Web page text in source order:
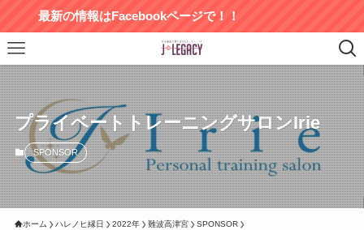
最新の情報はFacebookページで！！
プライベートトレーニングサロンIrie
SPONSOR
ホーム ハレノヒ縁日 2022年 難波高津宮 SPONSOR